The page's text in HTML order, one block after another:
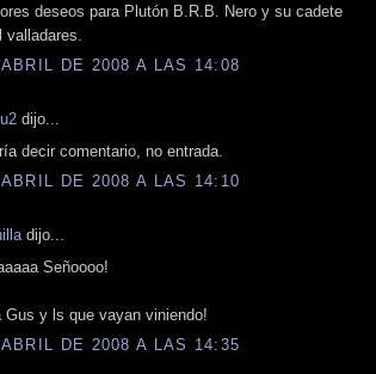
deseos para Plutón B.R.B. Nero y su cadete
valladares.
DE 2008 A LAS 14:08
dijo...
decir comentario, no entrada.
DE 2008 A LAS 14:10
dijo...
Señoooo!
Gus y ls que vayan viniendo!
DE 2008 A LAS 14:35